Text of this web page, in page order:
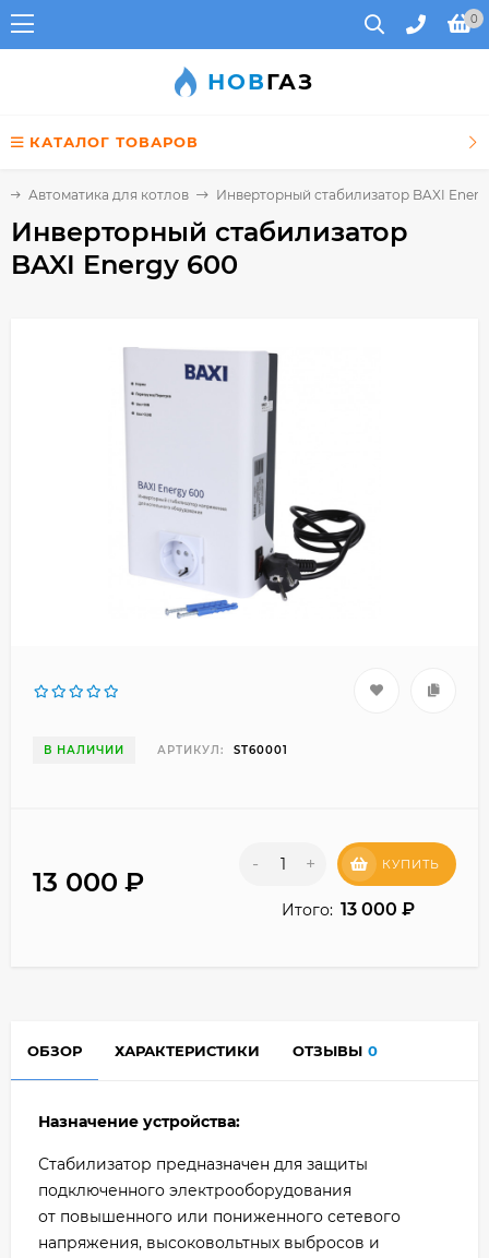
0
НОВГАЗ
КАТАЛОГ ТОВАРОВ
Автоматика для котлов Инверторный стабилизатор BAXI
Инверторный стабилизатор
BAXI Energy 600
В НАЛИЧИИ АРТИКУЛ: ST60001
13 000 ₽
- + КУПИТЬ
Итого: 13 000 ₽
ОБЗОР ХАРАКТЕРИСТИКИ ОТЗЫВЫ 0
Назначение устройства:
Стабилизатор предназначен для защиты
подключенного электрооборудования
от повышенного или пониженного сетевого
напряжения, высоковольтных выбросов и